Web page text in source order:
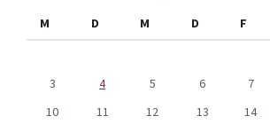
M
D M D F
3
4 5 6 7
10
11 12 13 14